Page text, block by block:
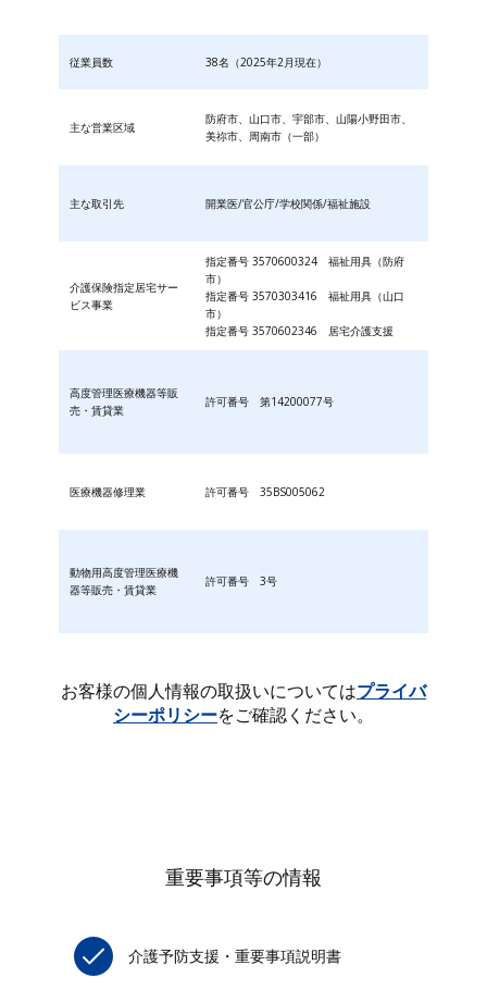
従業員数 38名（2025年2月現在）
主な営業区域
防府市、山口市、宇部市、山陽小野田市、
美祢市、周南市（一部）
主な取引先 開業医/官公庁/学校関係/福祉施設
介護保険指定居宅サー
ビス事業
指定番号 3570600324 福祉用具（防府
市）
指定番号 3570303416 福祉用具（山口
市）
指定番号 3570602346 居宅介護支援
高度管理医療機器等販
売・賃貸業
許可番号 第14200077号
医療機器修理業 許可番号 35BS005062
動物用高度管理医療機
器等販売・賃貸業
許可番号 3号
お客様の個人情報の取扱いについてはプライバ
シーポリシーをご確認ください。
重要事項等の情報
介護予防支援・重要事項説明書